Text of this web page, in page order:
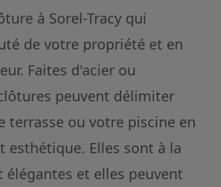
à Sorel-Tracy qui
de votre propriété et en
Faites d'acier ou
peuvent délimiter
terrasse ou votre piscine en
esthétique. Elles sont à la
et elles peuvent